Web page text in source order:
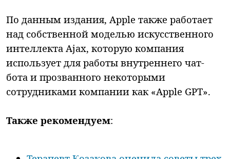
По данным издания, Apple также работает
над собственной моделью искусственного
интеллекта Ajax, которую компания
использует для работы внутреннего чат-
бота и прозванного некоторыми
сотрудниками компании как «Apple GPT».
Также рекомендуем: